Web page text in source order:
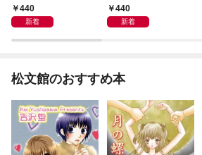
くな1<特装版>
440
新着
スト入り特装版>
440
新着
松文館のおすすめ本